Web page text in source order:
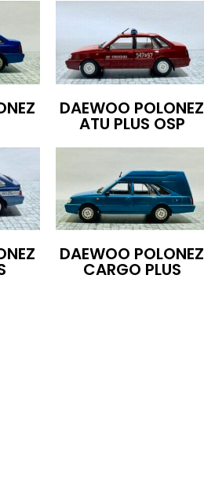
DAEWOO POLONEZ
ATU PLUS OSP
DAEWOO POLONEZ
CARGO PLUS